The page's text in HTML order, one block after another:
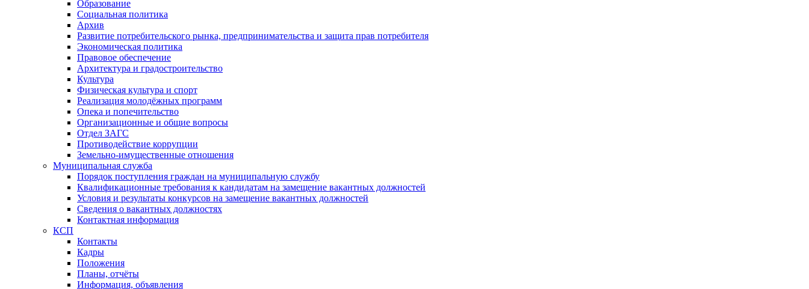
Образование
Социальная политика
Архив
Развитие потребительского рынка, предпринимательства и защита прав потребителя
Экономическая политика
Правовое обеспечение
Архитектура и градостроительство
Культура
Физическая культура и спорт
Реализация молодёжных программ
Опека и попечительство
Организационные и общие вопросы
Отдел ЗАГС
Противодействие коррупции
Земельно-имущественные отношения
Муниципальная служба
Порядок поступления граждан на муниципальную службу
Квалификационные требования к кандидатам на замещение вакантных должностей
Условия и результаты конкурсов на замещение вакантных должностей
Сведения о вакантных должностях
Контактная информация
КСП
Контакты
Кадры
Положения
Планы, отчёты
Информация, объявления